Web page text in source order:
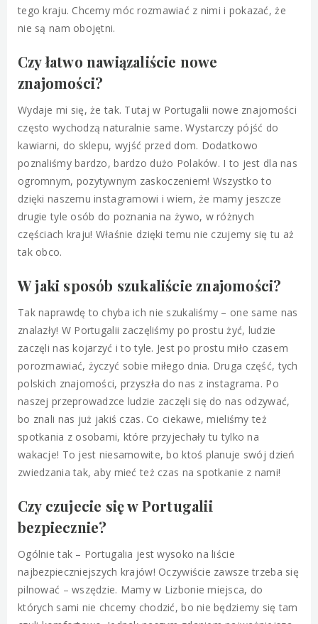
tego kraju. Chcemy móc rozmawiać z nimi i pokazać, że
nie są nam obojętni.
Czy łatwo nawiązaliście nowe
znajomości?
Wydaje mi się, że tak. Tutaj w Portugalii nowe znajomości
często wychodzą naturalnie same. Wystarczy pójść do
kawiarni, do sklepu, wyjść przed dom. Dodatkowo
poznaliśmy bardzo, bardzo dużo Polaków. I to jest dla nas
ogromnym, pozytywnym zaskoczeniem! Wszystko to
dzięki naszemu instagramowi i wiem, że mamy jeszcze
drugie tyle osób do poznania na żywo, w różnych
częściach kraju! Właśnie dzięki temu nie czujemy się tu aż
tak obco.
W jaki sposób szukaliście znajomości?
Tak naprawdę to chyba ich nie szukaliśmy – one same nas
znalazły! W Portugalii zaczęliśmy po prostu żyć, ludzie
zaczęli nas kojarzyć i to tyle. Jest po prostu miło czasem
porozmawiać, życzyć sobie miłego dnia. Druga część, tych
polskich znajomości, przyszła do nas z instagrama. Po
naszej przeprowadzce ludzie zaczęli się do nas odzywać,
bo znali nas już jakiś czas. Co ciekawe, mieliśmy też
spotkania z osobami, które przyjechały tu tylko na
wakacje! To jest niesamowite, bo ktoś planuje swój dzień
zwiedzania tak, aby mieć też czas na spotkanie z nami!
Czy czujecie się w Portugalii
bezpiecznie?
Ogólnie tak – Portugalia jest wysoko na liście
najbezpieczniejszych krajów! Oczywiście zawsze trzeba się
pilnować – wszędzie. Mamy w Lizbonie miejsca, do
których sami nie chcemy chodzić, bo nie będziemy się tam